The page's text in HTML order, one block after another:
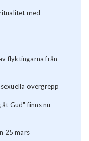
med
flyktingarna från
övergrepp
Gud" finns nu
25 mars